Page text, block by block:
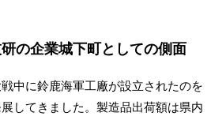
の企業城下町としての側面
中に鈴鹿海軍工廠が設立されたのを
してきました。製造品出荷額は県内